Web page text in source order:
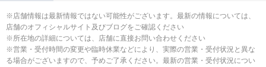
※店舗情報は最新情報ではない可能性がございます。最新の情報については、
店舗のオフィシャルサイト及びブログをご確認ください
※所在地の詳細については、店舗に直接お問い合わせください
※営業・受付時間の変更や臨時休業などにより、実際の営業・受付状況と異な
る場合がございますので、予めご了承ください。最新の営業・受付状況につい